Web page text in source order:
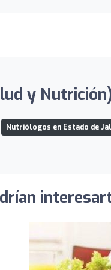
y
Nutriólogos en Estado de